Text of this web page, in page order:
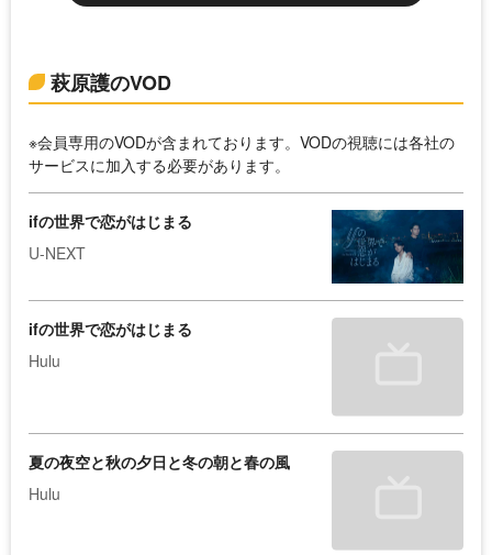
萩原護のVOD
※会員専用のVODが含まれております。VODの視聴には各社の
サービスに加入する必要があります。
ifの世界で恋がはじまる
U-NEXT
ifの世界で恋がはじまる
Hulu
夏の夜空と秋の夕日と冬の朝と春の風
Hulu